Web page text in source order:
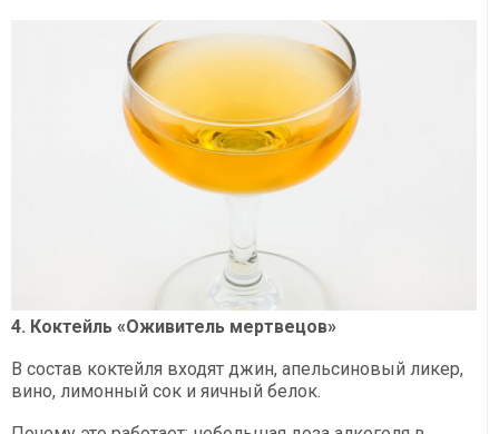
4. Коктейль «Оживитель мертвецов»
В состав коктейля входят джин, апельсиновый ликер,
вино, лимонный сок и яичный белок.